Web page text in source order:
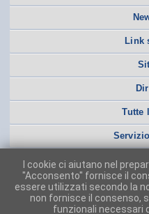
Link
Tutte
I cookie ci aiutano nel
"Acconsento" fornisce il
essere utilizzati secondo la
non fornisce il consenso,
funzionali necessari